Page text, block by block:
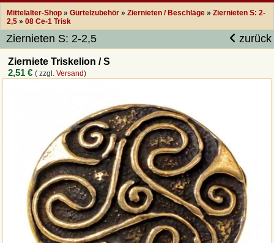
Mittelalter-Shop » Gürtelzubehör » Ziernieten / Beschläge » Ziernieten S: 2-
2,5 » 08 Ce-1 Trisk
Ziernieten S: 2-2,5 zurück
Zierniete Triskelion / S
2,51 € ( zzgl.Versand)
Impressum
Widerrufsfunktion
Zahlungsweisen
Sepa
PayPal